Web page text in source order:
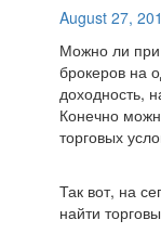
August 27,
Можно ли при
брокеров на
доходность,
Конечно
торговых
Так вот, на
найти